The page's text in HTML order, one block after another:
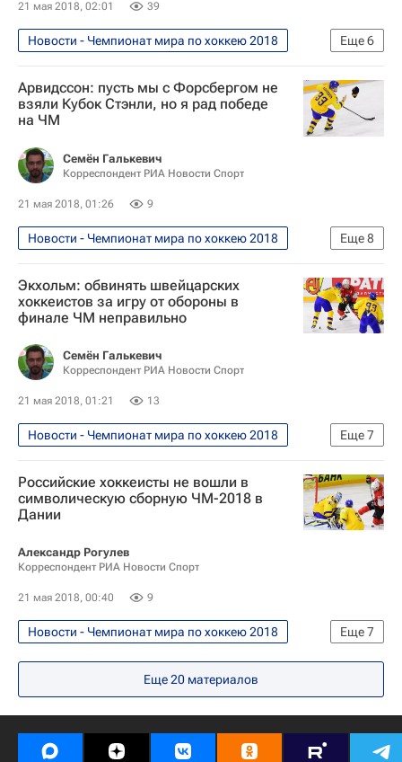
Сборная России по хоккею с шайбой
Белоруссия
Патрик Кейн
21 мая 2018, 02:01 39
Еще6
Новости - Чемпионат мира по хоккею 2018
Хоккей
Спорт
Чемпионат мира по хоккею 2018
Рикард Гренборг
Чемпионат мира по хоккею
Арвидссон: пусть мы с Форсбергом не
взяли Кубок Стэнли, но я рад победе
на ЧМ
Семён Галькевич
Корреспондент РИА Новости Спорт
21 мая 2018, 01:26 9
Еще8
Новости - Чемпионат мира по хоккею 2018
Хоккей
Спорт
Чемпионат мира по хоккею 2018
Чемпионат мира по хоккею
Национальная хоккейная лига (НХЛ)
Швеция
Виктор Арвидссон
Филип Форсберг
Экхольм: обвинять швейцарских
хоккеистов за игру от обороны в
финале ЧМ неправильно
Семён Галькевич
Корреспондент РИА Новости Спорт
21 мая 2018, 01:21 13
Еще7
Новости - Чемпионат мира по хоккею 2018
Хоккей
Спорт
Чемпионат мира по хоккею 2018
Чемпионат мира по хоккею
Швейцария
Российские хоккеисты не вошли в
символическую сборную ЧМ-2018 в
Дании
Александр Рогулев
Корреспондент РИА Новости Спорт
21 мая 2018, 00:40 9
Еще7
Новости - Чемпионат мира по хоккею 2018
Хоккей
Спорт
Чемпионат мира по хоккею 2018
Чемпионат мира по хоккею
Сборная России по хоккею с шайбой
Еще20 материалов